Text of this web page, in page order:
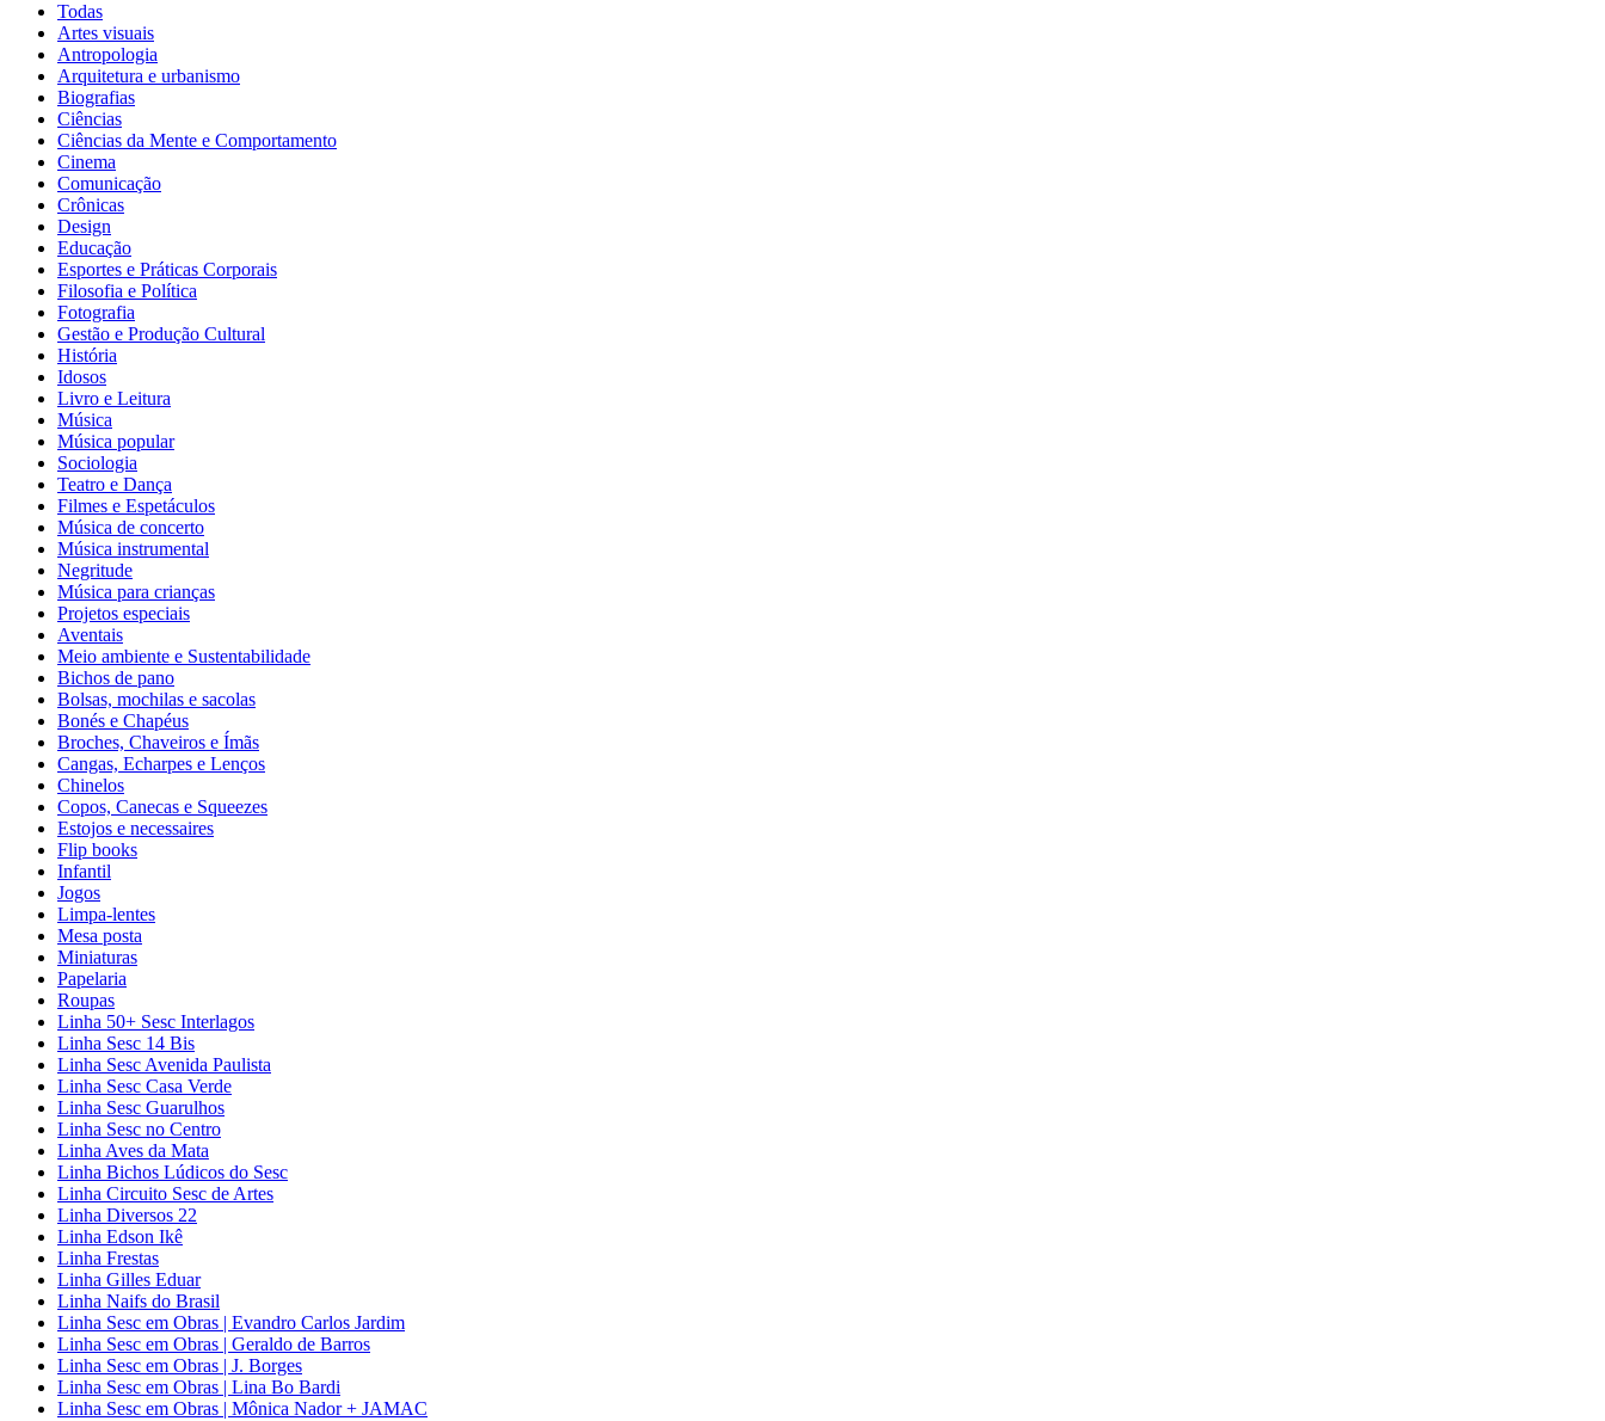
Todas
Artes visuais
Antropologia
Arquitetura e urbanismo
Biografias
Ciências
Ciências da Mente e Comportamento
Cinema
Comunicação
Crônicas
Design
Educação
Esportes e Práticas Corporais
Filosofia e Política
Fotografia
Gestão e Produção Cultural
História
Idosos
Livro e Leitura
Música
Música popular
Sociologia
Teatro e Dança
Filmes e Espetáculos
Música de concerto
Música instrumental
Negritude
Música para crianças
Projetos especiais
Aventais
Meio ambiente e Sustentabilidade
Bichos de pano
Bolsas, mochilas e sacolas
Bonés e Chapéus
Broches, Chaveiros e Ímãs
Cangas, Echarpes e Lenços
Chinelos
Copos, Canecas e Squeezes
Estojos e necessaires
Flip books
Infantil
Jogos
Limpa-lentes
Mesa posta
Miniaturas
Papelaria
Roupas
Linha 50+ Sesc Interlagos
Linha Sesc 14 Bis
Linha Sesc Avenida Paulista
Linha Sesc Casa Verde
Linha Sesc Guarulhos
Linha Sesc no Centro
Linha Aves da Mata
Linha Bichos Lúdicos do Sesc
Linha Circuito Sesc de Artes
Linha Diversos 22
Linha Edson Ikê
Linha Frestas
Linha Gilles Eduar
Linha Naifs do Brasil
Linha Sesc em Obras | Evandro Carlos Jardim
Linha Sesc em Obras | Geraldo de Barros
Linha Sesc em Obras | J. Borges
Linha Sesc em Obras | Lina Bo Bardi
Linha Sesc em Obras | Mônica Nador + JAMAC